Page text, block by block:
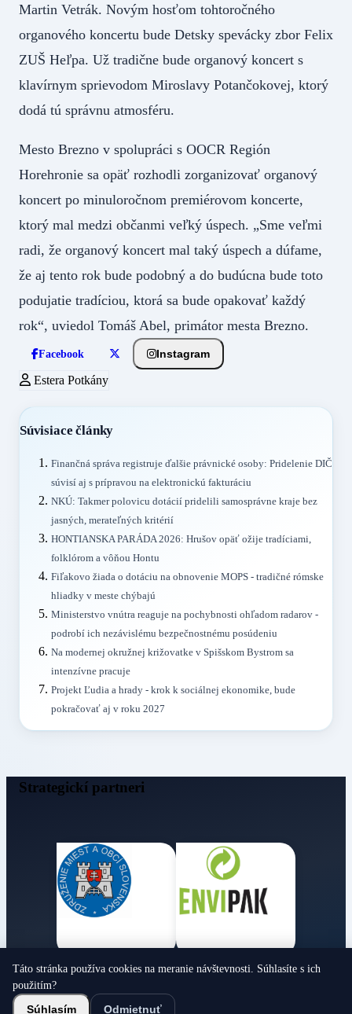
Martin Vetrák. Novým hosťom tohtoročného
organového koncertu bude Detsky spevácky zbor Felix
ZUŠ Heľpa. Už tradične bude organový koncert s
klavírnym sprievodom Miroslavy Potančokovej, ktorý
dodá tú správnu atmosféru.
Mesto Brezno v spolupráci s OOCR Región
Horehronie sa opäť rozhodli zorganizovať organový
koncert po minuloročnom premiérovom koncerte,
ktorý mal medzi občanmi veľký úspech. „Sme veľmi
radi, že organový koncert mal taký úspech a dúfame,
že aj tento rok bude podobný a do budúcna bude toto
podujatie tradíciou, ktorá sa bude opakovať každý
rok“, uviedol Tomáš Abel, primátor mesta Brezno.
Facebook Instagram
Estera Potkány
Súvisiace články
Finančná správa registruje ďalšie právnické osoby: Pridelenie DIČ
súvisí aj s prípravou na elektronickú fakturáciu
NKÚ: Takmer polovicu dotácií pridelili samosprávne kraje bez
jasných, merateľných kritérií
HONTIANSKA PARÁDA 2026: Hrušov opäť ožije tradíciami,
folklórom a vôňou Hontu
Fiľakovo žiada o dotáciu na obnovenie MOPS - tradičné rómske
hliadky v meste chýbajú
Ministerstvo vnútra reaguje na pochybnosti ohľadom radarov -
podrobí ich nezávislému bezpečnostnému posúdeniu
Na modernej okružnej križovatke v Spišskom Bystrom sa
intenzívne pracuje
Projekt Ľudia a hrady - krok k sociálnej ekonomike, bude
pokračovať aj v roku 2027
Strategickí partneri
Obecné noviny
© 2026 Všetky práva vyhradené
Táto stránka používa cookies na meranie návštevnosti. Súhlasíte s ich
použitím?
Súhlasím Odmietnuť